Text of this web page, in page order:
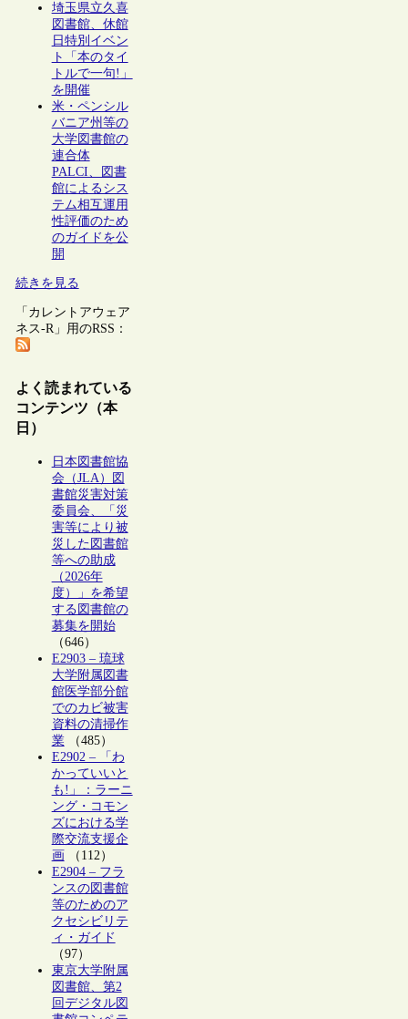
埼玉県立久喜
図書館、休館
日特別イベン
ト「本のタイ
トルで一句!」
を開催
米・ペンシル
バニア州等の
大学図書館の
連合体
PALCI、図書
館によるシス
テム相互運用
性評価のため
のガイドを公
開
続きを見る
「カレントアウェア
ネス-R」用のRSS：
よく読まれている
コンテンツ（本
日）
日本図書館協
会（JLA）図
書館災害対策
委員会、「災
害等により被
災した図書館
等への助成
（2026年
度）」を希望
する図書館の
募集を開始
（646）
E2903 – 琉球
大学附属図書
館医学部分館
でのカビ被害
資料の清掃作
業（485）
E2902 – 「わ
かっていいと
も!」：ラーニ
ング・コモン
ズにおける学
際交流支援企
画（112）
E2904 – フラ
ンスの図書館
等のためのア
クセシビリテ
ィ・ガイド
（97）
東京大学附属
図書館、第2
回デジタル図